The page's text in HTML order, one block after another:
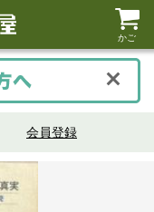
かご
会員登録